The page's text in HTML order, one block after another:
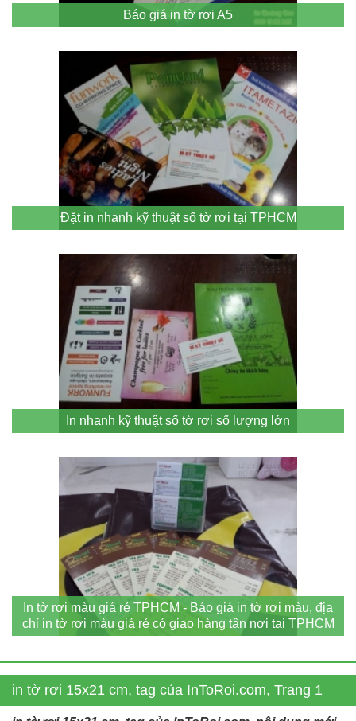
Báo giá in tờ rơi A5
Đặt in nhanh kỹ thuật số tờ rơi tại TPHCM
In nhanh kỹ thuật số tờ rơi số lượng lớn
In tờ rơi màu giá rẻ TPHCM - Báo giá in tờ rơi màu, địa
chỉ in tờ rơi màu giá rẻ có giao hàng tận nơi tại TPHCM
in tờ rơi 15x21 cm, tag của InToRoi.com, Trang 1